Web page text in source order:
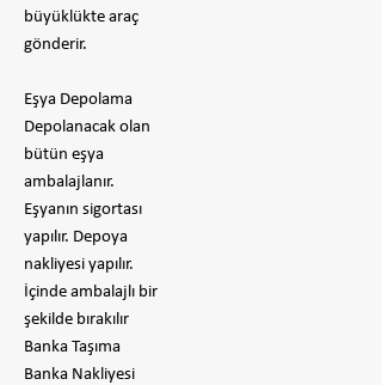
büyüklükte araç
gönderir.
Eşya Depolama
Depolanacak olan
bütün eşya
ambalajlanır.
Eşyanın sigortası
yapılır. Depoya
nakliyesi yapılır.
İçinde ambalajlı bir
şekilde bırakılır
​Banka Taşıma
Banka Nakliyesi